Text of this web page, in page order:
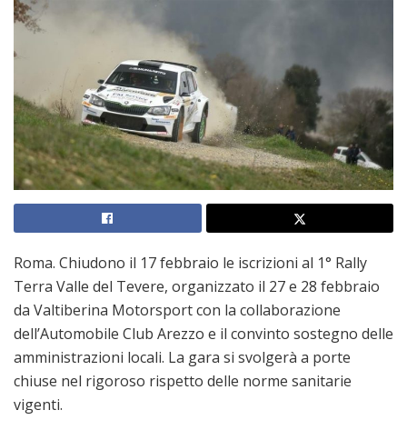
Roma. Chiudono il 17 febbraio le iscrizioni al 1° Rally
Terra Valle del Tevere, organizzato il 27 e 28 febbraio
da Valtiberina Motorsport con la collaborazione
dell’Automobile Club Arezzo e il convinto sostegno delle
amministrazioni locali. La gara si svolgerà a porte
chiuse nel rigoroso rispetto delle norme sanitarie
vigenti.